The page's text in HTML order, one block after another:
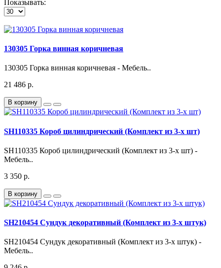
Показывать:
130305 Горка винная коричневая
130305 Горка винная коричневая - Мебель..
21 486 р.
В корзину
SH110335 Короб цилиндрический (Комплект из 3-х шт)
SH110335 Короб цилиндрический (Комплект из 3-х шт) -
Мебель..
3 350 р.
В корзину
SH210454 Сундук декоративный (Комплект из 3-х штук)
SH210454 Сундук декоративный (Комплект из 3-х штук) -
Мебель..